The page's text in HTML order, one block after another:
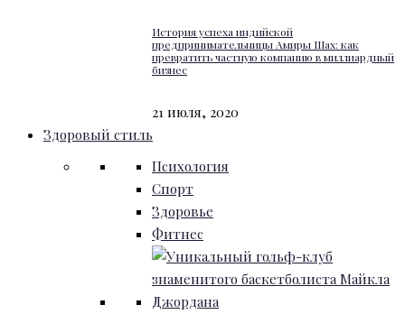
История успеха индийской
предпринимательницы Амиры Шах: как
превратить частную компанию в миллиардный
бизнес
21 июля, 2020
Здоровый стиль
Психология
Спорт
Здоровье
Фитнес